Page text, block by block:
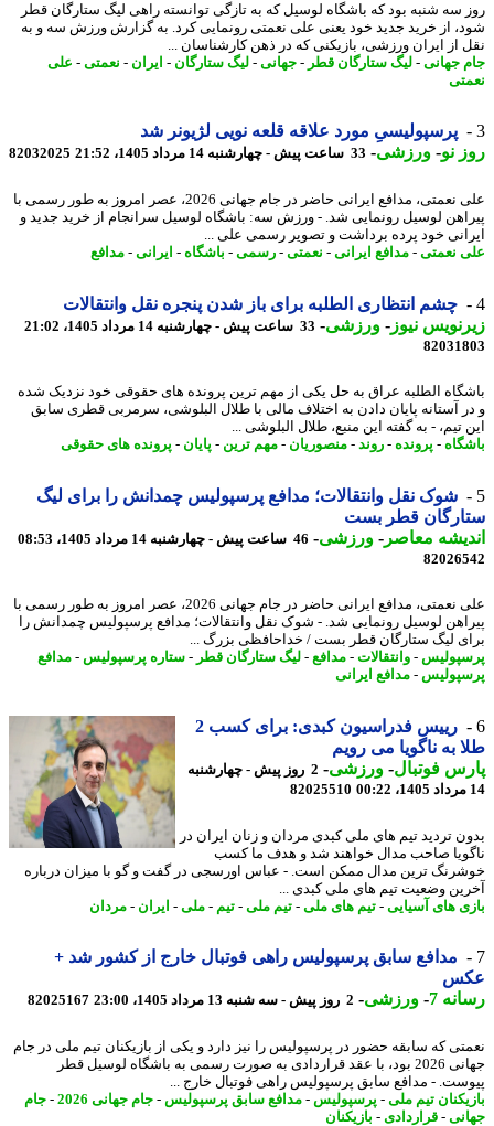
سه شنبه بود که باشگاه لوسیل که به تازگی توانسته راهی لیگ ستارگان قطر
از خرید جدید خود یعنی علی نعمتی رونمایی کرد. به گزارش ورزش سه و به
از ایران ورزشی، بازیکنی که در ذهن کارشناسان ...
جهانی-لیگ ستارگان قطر -جهانی-لیگ ستارگان -ایران - نعمتی-علی
پرسپولیسیِ مورد علاقه قلعه نویی لژیونر شد
نو- ورزشی-33 ساعت پیش - چهارشنبه 14 مرداد 1405، 21:52 82032025
علی نعمتی، مدافع ایرانی حاضر در جام جهانی 2026، عصر امروز به طور رسمی با
لوسیل رونمایی شد. - ورزش سه: باشگاه لوسیل سرانجام از خرید جدید و
خود پرده برداشت و تصویر رسمی علی ...
نعمتی-مدافع ایرانی- نعمتی-رسمی-باشگاه-ایرانی- مدافع
چشم انتظاری الطلبه برای باز شدن پنجره نقل وانتقالات
نیوز-ورزشی-33 ساعت پیش - چهارشنبه 14 مرداد 1405، 21:02
الطلبه عراق به حل یکی از مهم ترین پرونده های حقوقی خود نزدیک شده
آستانه پایان دادن به اختلاف مالی با طلال البلوشی، سرمربی قطری سابق
تیم، - به گفته این منبع، طلال البلوشی ...
-پرونده -روند -منصوریان-مهم ترین- پایان-پرونده های حقوقی
شوک نقل وانتقالات؛ مدافع پرسپولیس چمدانش را برای لیگ
قطر بست
معاصر-ورزشی-46 ساعت پیش - چهارشنبه 14 مرداد 1405، 08:53
علی نعمتی، مدافع ایرانی حاضر در جام جهانی 2026، عصر امروز به طور رسمی با
لوسیل رونمایی شد. - شوک نقل وانتقالات؛ مدافع پرسپولیس چمدانش را
لیگ ستارگان قطر بست / خداحافظی بزرگ ...
-وانتقالات-مدافع- لیگ ستارگان قطر -ستاره پرسپولیس-مدافع
-مدافع ایرانی
رییس فدراسیون کبدی: برای کسب 2
به ناگویا می رویم
فوتبال-ورزشی-
2 روز پیش - چهارشنبه
82025510
تردید تیم های ملی کبدی مردان و زنان ایران در
صاحب مدال خواهند شد و هدف ما کسب
ترین مدال ممکن است. - عباس اورسجی در گفت و گو با میزان درباره
وضعیت تیم های ملی کبدی ...
های آسیایی-تیم های ملی -تیم ملی -تیم -ملی -ایران - مردان
مدافع سابق پرسپولیس راهی فوتبال خارج از کشور شد +
7
-ورزشی-2 روز پیش - سه شنبه 13 مرداد 1405، 23:00 82025167
که سابقه حضور در پرسپولیس را نیز دارد و یکی از بازیکنان تیم ملی در جام
جهانی 2026 بود، با عقد قراردادی به صورت رسمی به باشگاه لوسیل قطر
- مدافع سابق پرسپولیس راهی فوتبال خارج ...
تیم ملی -پرسپولیس-مدافع سابق پرسپولیس-جام جهانی 2026 -جام
-قراردادی-بازیکنان